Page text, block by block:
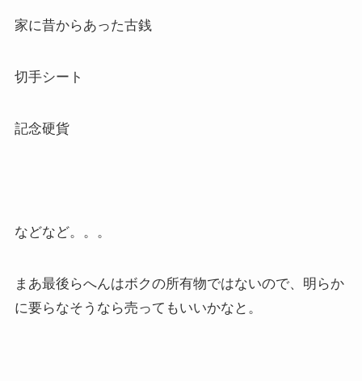
家に昔からあった古銭
切手シート
記念硬貨
などなど。。。
まあ最後らへんはボクの所有物ではないので、明らか
に要らなそうなら売ってもいいかなと。